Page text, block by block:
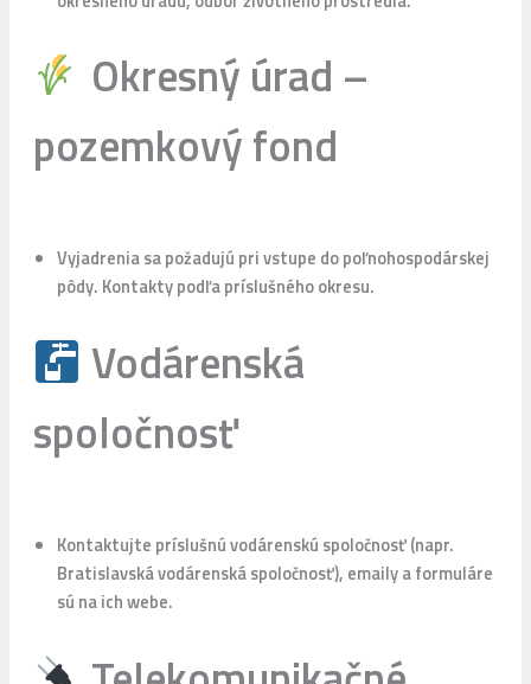
Okresný úrad –
pozemkový fond
Vyjadrenia sa požadujú pri vstupe do poľnohospodárskej
pôdy. Kontakty podľa príslušného okresu.
Vodárenská
spoločnosť
Kontaktujte príslušnú vodárenskú spoločnosť (napr.
Bratislavská vodárenská spoločnosť), emaily a formuláre
sú na ich webe.